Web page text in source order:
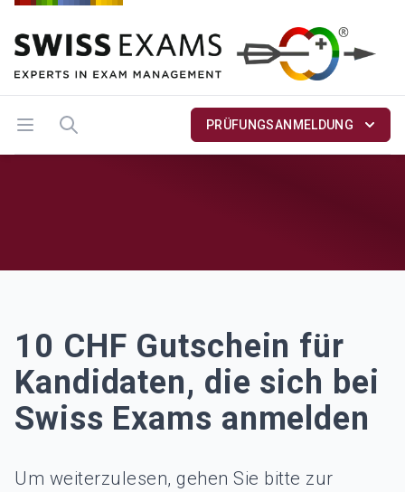
Menü öffnen
Suche PRÜFUNGSANMELDUNG
10 CHF Gutschein für
Kandidaten, die sich bei
Swiss Exams anmelden
Um weiterzulesen, gehen Sie bitte zur